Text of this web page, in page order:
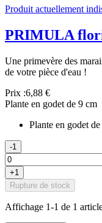
Produit actuellement
PRIMULA
Une primevère des
de votre pièce d'eau !
Prix :6,88 €
Plante en godet de 9 cm
Plante en godet
-1
+1
Rupture de stock
Affichage 1-1 de 1